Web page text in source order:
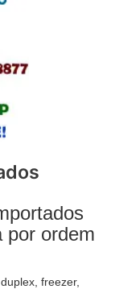
por ordem
freezer,